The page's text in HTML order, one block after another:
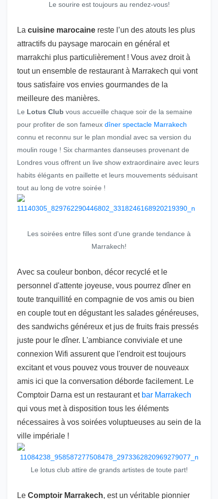
Le sourire est toujours au rendez-vous!
La cuisine marocaine reste l’un des atouts les plus
attractifs du paysage marocain en général et
marrakchi plus particulièrement ! Vous avez droit à
tout un ensemble de restaurant à Marrakech qui vont
tous satisfaire vos envies gourmandes de la
meilleure des manières.
Le Lotus Club vous accueille chaque soir de la semaine
pour profiter de son fameux dîner spectacle Marrakech
connu et reconnu sur le plan mondial avec sa version du
moulin rouge ! Six charmantes danseuses provenant de
Londres vous offrent un live show extraordinaire avec leurs
habits élégants en paillette et leurs mouvements séduisant
tout au long de votre soirée !
Les soirées entre filles sont d'une grande tendance à
Marrakech!
Avec sa couleur bonbon, décor recyclé et le
personnel d'attente joyeuse, vous pourrez dîner en
toute tranquillité en compagnie de vos amis ou bien
en couple tout en dégustant les salades généreuses,
des sandwichs généreux et jus de fruits frais pressés
juste pour le dîner. L'ambiance conviviale et une
connexion Wifi assurent que l'endroit est toujours
excitant et vous pouvez vous trouver de nouveaux
amis ici que la conversation déborde facilement. Le
Comptoir Darna est un restaurant et bar Marrakech
qui vous met à disposition tous les éléments
nécessaires à vos soirées voluptueuses au sein de la
ville impériale !
Le lotus club attire de grands artistes de toute part!
Le Comptoir Marrakech, est un véritable pionnier